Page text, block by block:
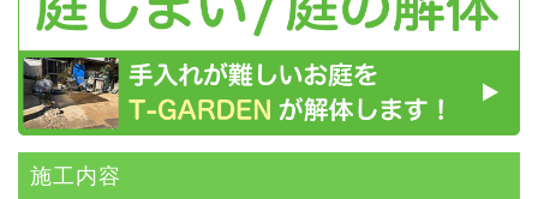
施⼯内容